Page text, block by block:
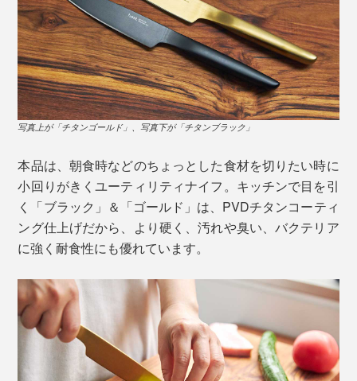
写真は「サントクナイフ／チタンブラック 」
ミシュランの星を獲得する世界のトップシェフにも厨房
で愛用されるプロ仕様ですが、料理が苦手な初心者でも
扱いやすくデザインされています。むしろ、これから料
理をはじめたい人にこそ、ぜひ使ってほしい包丁です。
もともと「パウダーハイス」とは、風車のベアリング
（軸受）やドリルビット（切削工具）にも使用されてい
るほど強靭な鋼材。
それを、『hast.』が目指す硬さ（切れ味）と強さ（割
れ・欠けにくさ）、優れた耐腐食性（サビにくさ）へと
さらに向上させるため、エディションナイフ専用に調合
しているのです。
写真上が「チタンゴールド」、写真下が「チタンブラック」
本品は、朝食時などのちょっとした食材を切りたい時に
小回りがきくユーティリティナイフ。キッチンで目を引
く「ブラック」＆「ゴールド」は、PVDチタンコーティ
ング仕上げだから、より硬く、汚れや臭い、バクテリア
に強く耐食性にも優れています。